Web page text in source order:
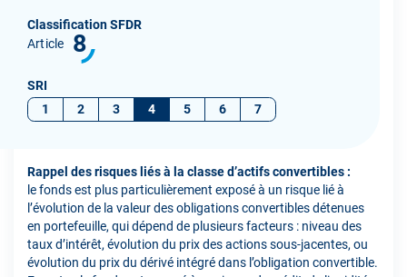
Classification SFDR
Article
8
SRI
1
2 3 4 5 6 7
Rappel des risques liés à la classe d’actifs convertibles :
le fonds est plus particulièrement exposé à un risque lié à
l’évolution de la valeur des obligations convertibles détenues
en portefeuille, qui dépend de plusieurs facteurs : niveau des
taux d’intérêt, évolution du prix des actions sous-jacentes, ou
évolution du prix du dérivé intégré dans l’obligation convertible.